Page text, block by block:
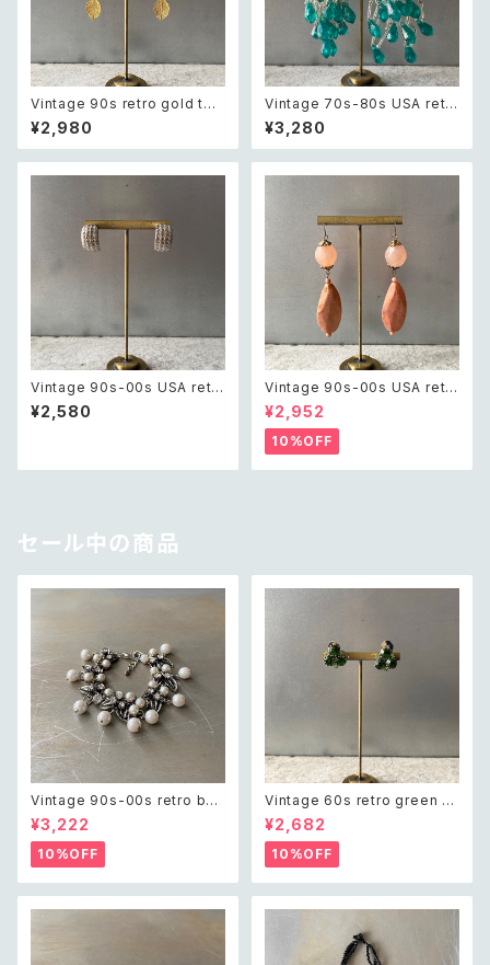
Vintage 90s retro gold ton
e botanical leaf pierce レト
ロ ヴィンテージ アクセサリー ゴ
ールド ボタニカル リーフ ピア
¥2,980
Vintage 70s-80s USA retr
o green tassel beads big
pierce レトロ アメリカ ヴィン
テージ アクセサリー グリーン タ
¥3,280
Vintage 90s-00s USA retr
o textured half hoop pierc
e レトロ アメリカ ヴィンテージ
¥2,580
Vintage 90s-00s USA retr
o pink×gold marble beads
pierce レトロ アメリカ ヴィン
テージ アクセサリー ピンク×ゴ
ールド マーブル ビーズ ピアス/
イヤリング
¥2,952
10%OFF
セール中の商品
Vintage 90s-00s retro bot
anical crystal bijou×pearl
bracelet レトロ ヴィンテージ
アクセサリー ボタニカル クリス
タル ビジュー×パール ブレスレ
ット
¥3,222
10%OFF
Vintage 60s retro green bi
jou earring レトロ ヴィンテー
ジ アクセサリー グリーン ビジュ
ー イヤリング
¥2,682
10%OFF